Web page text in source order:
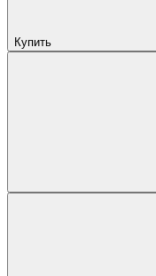
Купить